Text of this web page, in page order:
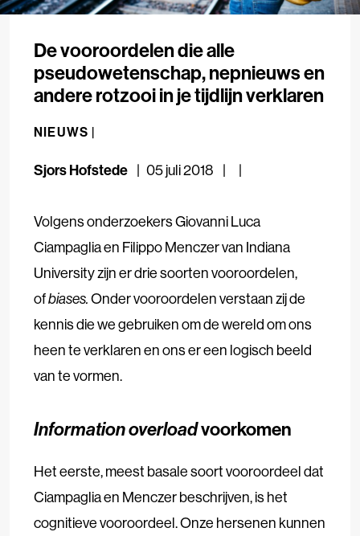
De vooroordelen die alle
pseudowetenschap, nepnieuws en
andere rotzooi in je tijdlijn verklaren
NIEUWS |
Sjors Hofstede 05 juli 2018
Volgens onderzoekers Giovanni Luca
Ciampaglia en Filippo Menczer van Indiana
University zijn er drie soorten vooroordelen,
ofbiases.Onder vooroordelen verstaan zij de
kennis die we gebruiken om de wereld om ons
heen te verklaren en ons er een logisch beeld
van te vormen.
Information overloadvoorkomen
Het eerste, meest basale soort vooroordeel dat
Ciampaglia en Menczer beschrijven, is het
cognitieve vooroordeel. Onze hersenen kunnen